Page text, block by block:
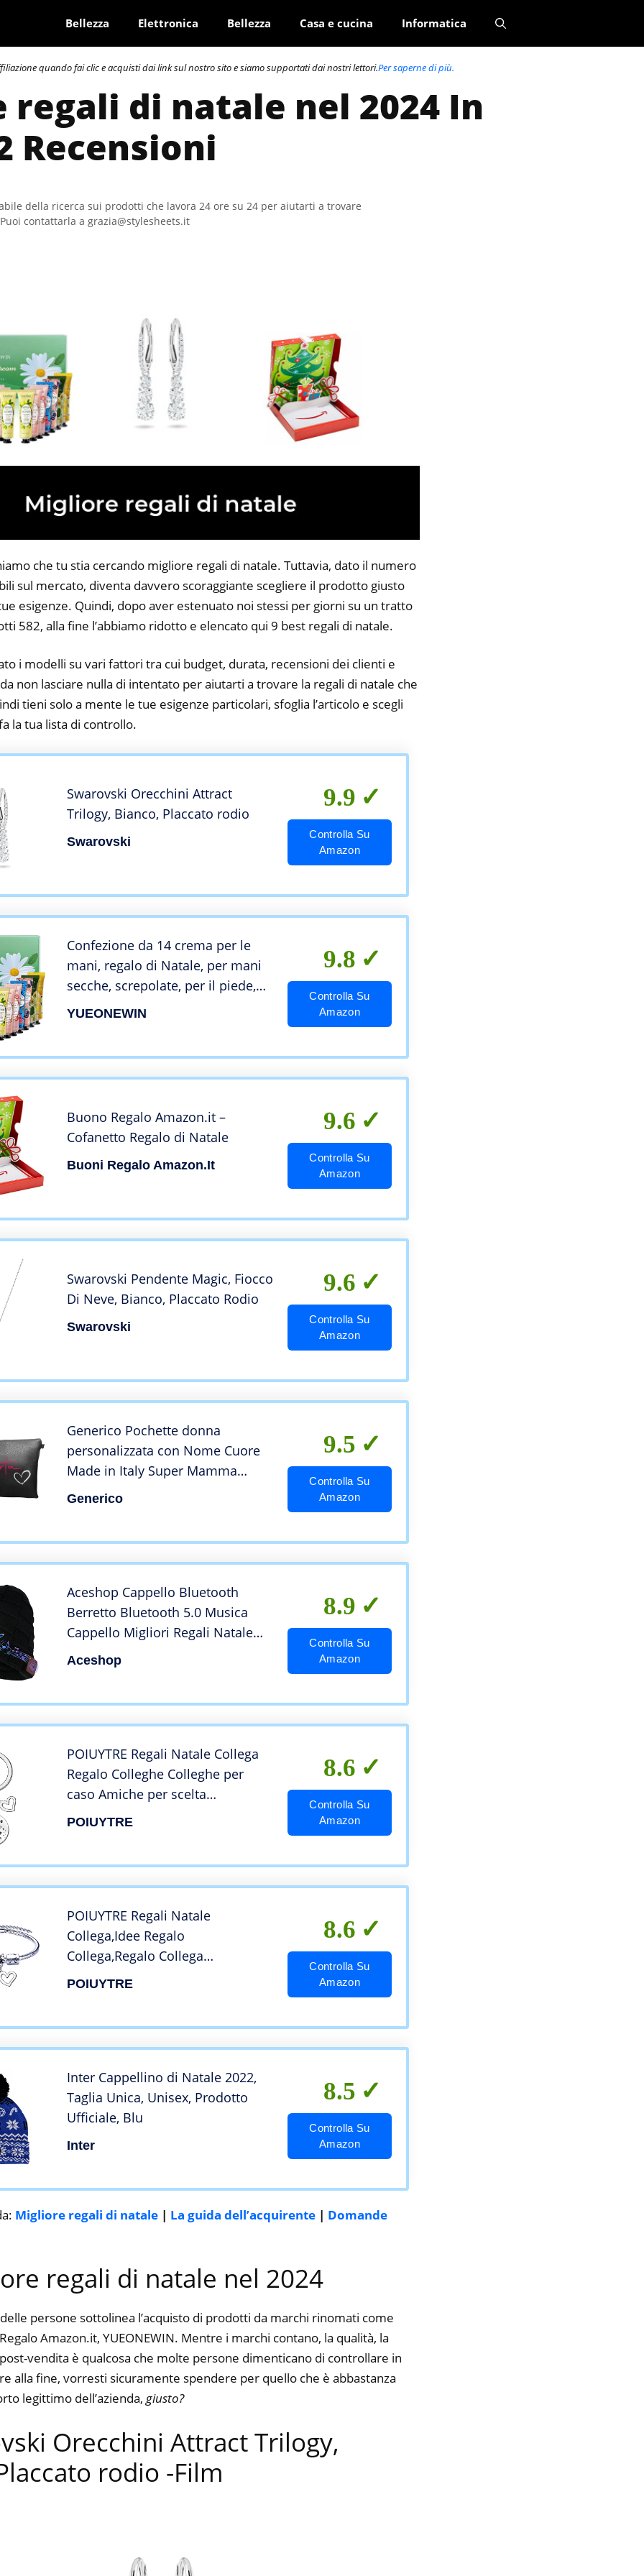
Bellezza Elettronica Bellezza Casa e cucina Informatica
quando fai clic e acquisti dai link sul nostro sito e siamo supportati dai nostri lettori.Per saperne di più.
regali di natale nel 2024 In
Recensioni
della ricerca sui prodotti che lavora 24 ore su 24 per aiutarti a trovare
contattarla a grazia@stylesheets.it
che tu stia cercando migliore regali di natale. Tuttavia, dato il numero
sul mercato, diventa davvero scoraggiante scegliere il prodotto giusto
esigenze. Quindi, dopo aver estenuato noi stessi per giorni su un tratto
582, alla fine l’abbiamo ridotto e elencato qui 9 best regali di natale.
i modelli su vari fattori tra cui budget, durata, recensioni dei clienti e
non lasciare nulla di intentato per aiutarti a trovare la regali di natale che
tieni solo a mente le tue esigenze particolari, sfoglia l’articolo e scegli
la tua lista di controllo.
Swarovski Orecchini Attract
Trilogy, Bianco, Placcato rodio
Swarovski
9.9
Controlla Su
Amazon
Confezione da 14 crema per le
mani, regalo di Natale, per mani
secche, screpolate, per il piede,
per l’inverno, profumo, per il
YUEONEWIN
9.8
Controlla Su
Amazon
Buono Regalo Amazon.it –
Cofanetto Regalo di Natale
Buoni Regalo Amazon.it
9.6
Controlla Su
Amazon
Swarovski Pendente Magic, Fiocco
Di Neve, Bianco, Placcato Rodio
Swarovski
9.6
Controlla Su
Amazon
Generico Pochette donna
personalizzata con Nome Cuore
Made in Italy Super Mamma
Borsello Beauty Case 25×16 cm
Generico
9.5
Controlla Su
Amazon
Aceshop Cappello Bluetooth
Berretto Bluetooth 5.0 Musica
Cappello Migliori Regali Natale
Bluetooth Cuffia Musica Cappello
per Uomo Donna Cappello con
Aceshop
8.9
Controlla Su
Amazon
POIUYTRE Regali Natale Collega
Regalo Colleghe Colleghe per
caso Amiche per scelta
Portachiavi per Amici Regalo di
POIUYTRE
8.6
Controlla Su
Amazon
POIUYTRE Regali Natale
Collega,Idee Regalo
Collega,Regalo Collega
Donna,Regalo Colleghe
POIUYTRE
8.6
Controlla Su
Amazon
Inter Cappellino di Natale 2022,
Taglia Unica, Unisex, Prodotto
Ufficiale, Blu
Inter
8.5
Controlla Su
Amazon
Migliore regali di natale | La guida dell’acquirente | Domande
regali di natale nel 2024
persone sottolinea l’acquisto di prodotti da marchi rinomati come
Amazon.it, YUEONEWIN. Mentre i marchi contano, la qualità, la
vendita è qualcosa che molte persone dimenticano di controllare in
alla fine, vorresti sicuramente spendere per quello che è abbastanza
legittimo dell’azienda, giusto?
Orecchini Attract Trilogy,
rodio -Film